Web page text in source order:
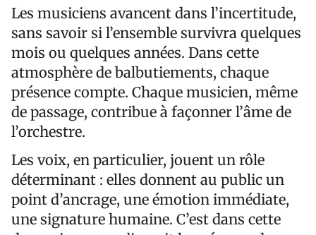
Les musiciens avancent dans l’incertitude,
sans savoir si l’ensemble survivra quelques
mois ou quelques années. Dans cette
atmosphère de balbutiements, chaque
présence compte. Chaque musicien, même
de passage, contribue à façonner l’âme de
l’orchestre.
Les voix, en particulier, jouent un rôle
déterminant : elles donnent au public un
point d’ancrage, une émotion immédiate,
une signature humaine. C’est dans cette